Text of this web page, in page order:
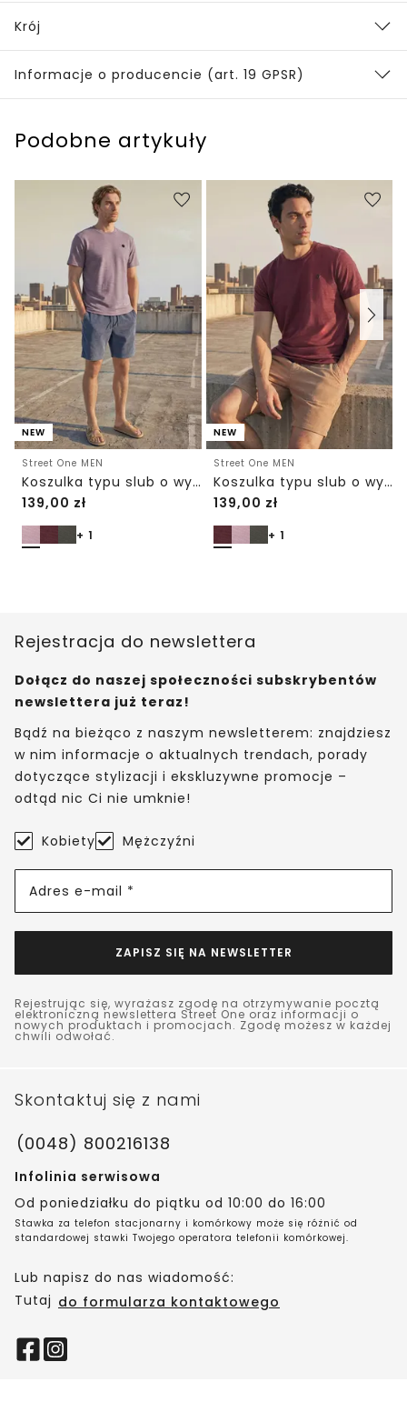
Krój
Informacje o producencie (art. 19 GPSR)
Podobne artykuły
NEW
Street One MEN
Koszulka typu slub o wyrazistej strukturze
139,00 zł
+ 1
NEW
Street One MEN
Koszulka typu slub o wyrazistej strukturze
139,00 zł
+ 1
Rejestracja do newslettera
Dołącz do naszej społeczności subskrybentów
newslettera już teraz!
Bądź na bieżąco z naszym newsletterem: znajdziesz
w nim informacje o aktualnych trendach, porady
dotyczące stylizacji i ekskluzywne promocje –
odtąd nic Ci nie umknie!
Kobiety Mężczyźni
Adres e-mail *
ZAPISZ SIĘ NA NEWSLETTER
Rejestrując się, wyrażasz zgodę na otrzymywanie pocztą
elektroniczną newslettera Street One oraz informacji o
nowych produktach i promocjach. Zgodę możesz w każdej
chwili odwołać.
Skontaktuj się z nami
(0048) 800216138
Infolinia serwisowa
Od poniedziałku do piątku od 10:00 do 16:00
Stawka za telefon stacjonarny i komórkowy może się różnić od
standardowej stawki Twojego operatora telefonii komórkowej.
Lub napisz do nas wiadomość:
Tutaj do formularza kontaktowego